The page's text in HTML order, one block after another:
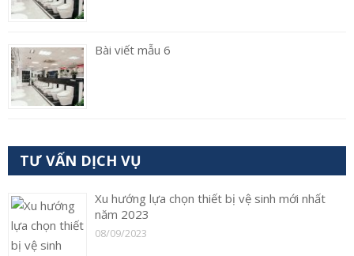
Bài viết mẫu 6
TƯ VẤN DỊCH VỤ
Xu hướng lựa chọn thiết bị vệ sinh mới nhất
năm 2023
08/09/2023